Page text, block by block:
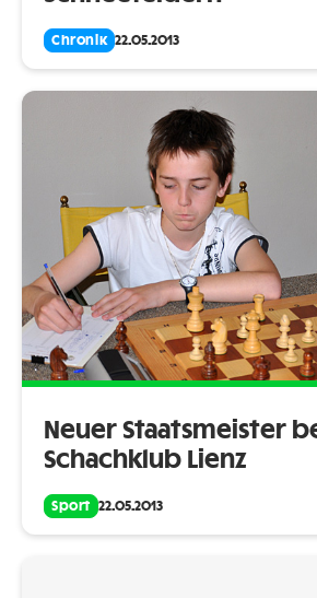
Chronik 22.05.2013
Neuer Staatsmeister
Schachklub Lienz
Sport 22.05.2013